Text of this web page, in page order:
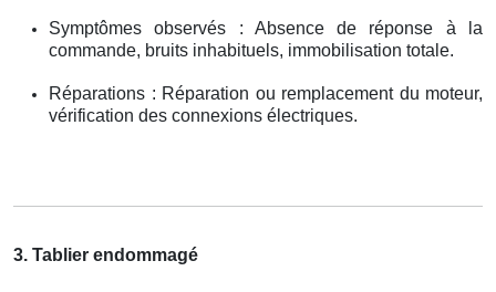
Symptômes observés : Absence de réponse à la
commande, bruits inhabituels, immobilisation totale.
Réparations : Réparation ou remplacement du moteur,
vérification des connexions électriques.
3. Tablier endommagé